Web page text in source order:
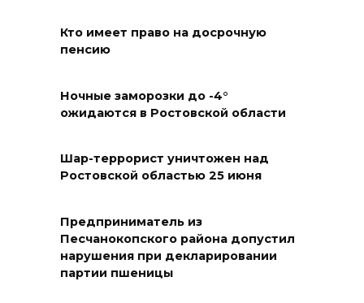
Раскаленный август
До 120 человек на борту:
имя «Андрей Байков»
Миграционная ситуация на
Дону
07 августа 2026 14:20
Кто имеет право на досрочную
пенсию
Ночные заморозки до -4°
ожидаются в Ростовской области
Шар-террорист уничтожен над
Ростовской областью 25 июня
Предприниматель из
Песчанокопского района допустил
нарушения при декларировании
партии пшеницы